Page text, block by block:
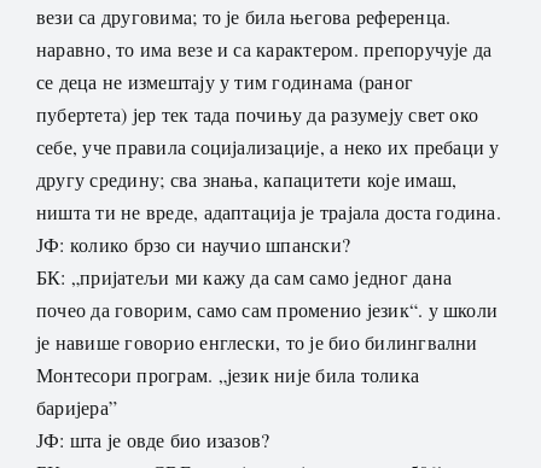
вези са друговима; то је била његова референца.
наравно, то има везе и са карактером. препоручује да
се деца не измештају у тим годинама (раног
пубертета) јер тек тада почињу да разумеју свет око
себе, уче правила социјализације, а неко их пребаци у
другу средину; сва знања, капацитети које имаш,
ништа ти не вреде, адаптација је трајала доста година.
ЈФ: колико брзо си научио шпански?
БК: „пријатељи ми кажу да сам само једног дана
почео да говорим, само сам променио језик“. у школи
је навише говорио енглески, то је био билингвални
Монтесори програм. „језик није била толика
баријера”
ЈФ: шта је овде био изазов?